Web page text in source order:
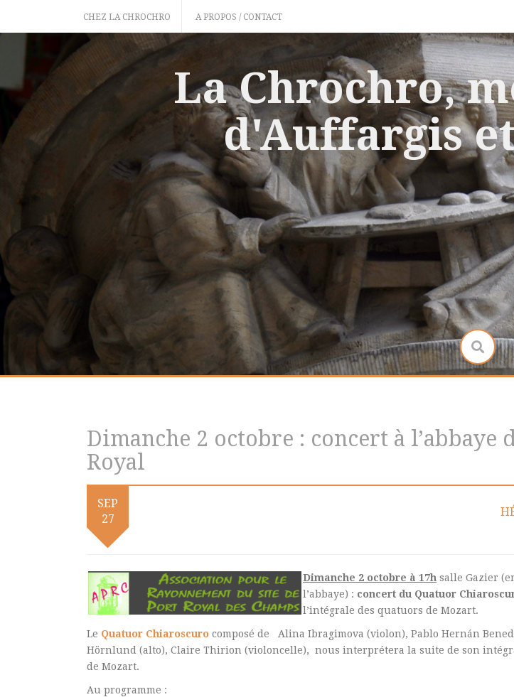
content
CHEZ LA CHROCHRO A PROPOS / CONTACT
La Chrochro,
d'Auffargis
Dimanche 2 octobre : concert à l’abbaye
Royal
SEP
27
Dimanche 2 octobre à 17h salle Gazier
l’abbaye) : concert du Quatuor
l’intégrale des quatuors de Mozart.
Le Quatuor Chiaroscuro composé de Alina Ibragimova (violon), Pablo Hernán
Hörnlund (alto), Claire Thirion (violoncelle), nous interprétera la suite de son
de Mozart.
Au programme :